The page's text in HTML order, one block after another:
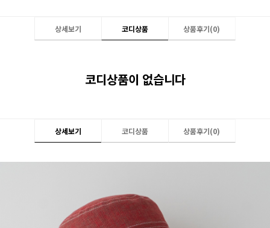
상세보기 코디상품 상품후기(0)
코디상품이 없습니다
상세보기 코디상품 상품후기(0)